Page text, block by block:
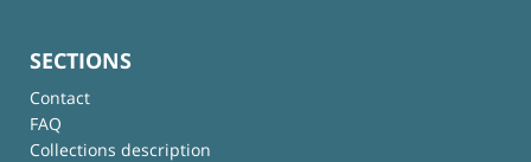
SECTIONS
Contact
FAQ
Collections description